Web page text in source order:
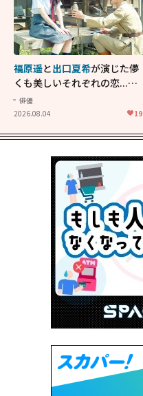
福原遥と出口夏希が演じた儚
くも美しいそれぞれの恋...生
きることの尊さを教えてくれ
た映画「あの花が咲く丘で、
俳優
2026.08.04
19